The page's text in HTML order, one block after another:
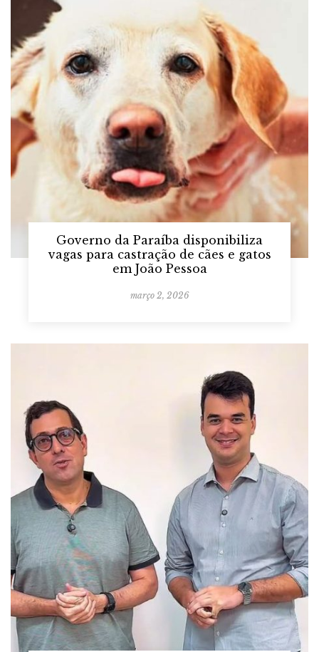
Governo da Paraíba disponibiliza
vagas para castração de cães e gatos
em João Pessoa
março 2, 2026